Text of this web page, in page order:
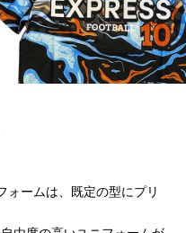
ォームは、既定の型にプリ